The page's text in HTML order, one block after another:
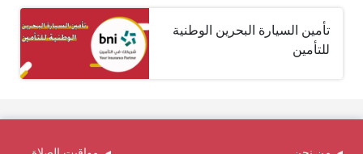
تأمين السيارة البحرين الوطنية
للتأمين